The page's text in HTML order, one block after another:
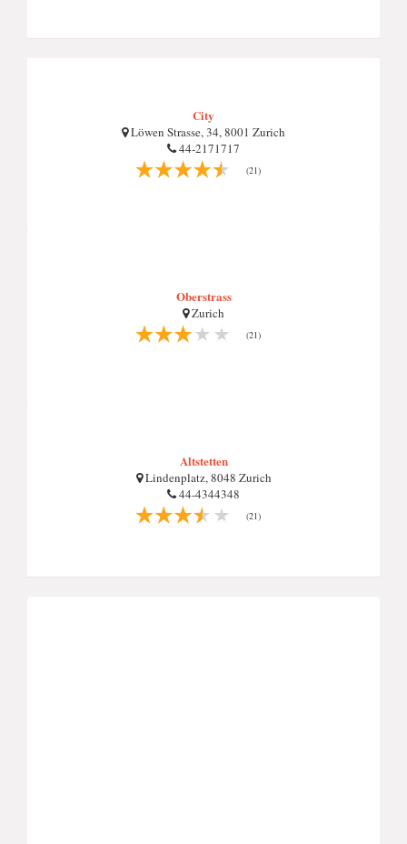
City
Löwen Strasse, 34, 8001 Zurich
44-2171717
(21)
Oberstrass
Zurich
(21)
Altstetten
Lindenplatz, 8048 Zurich
44-4344348
(21)